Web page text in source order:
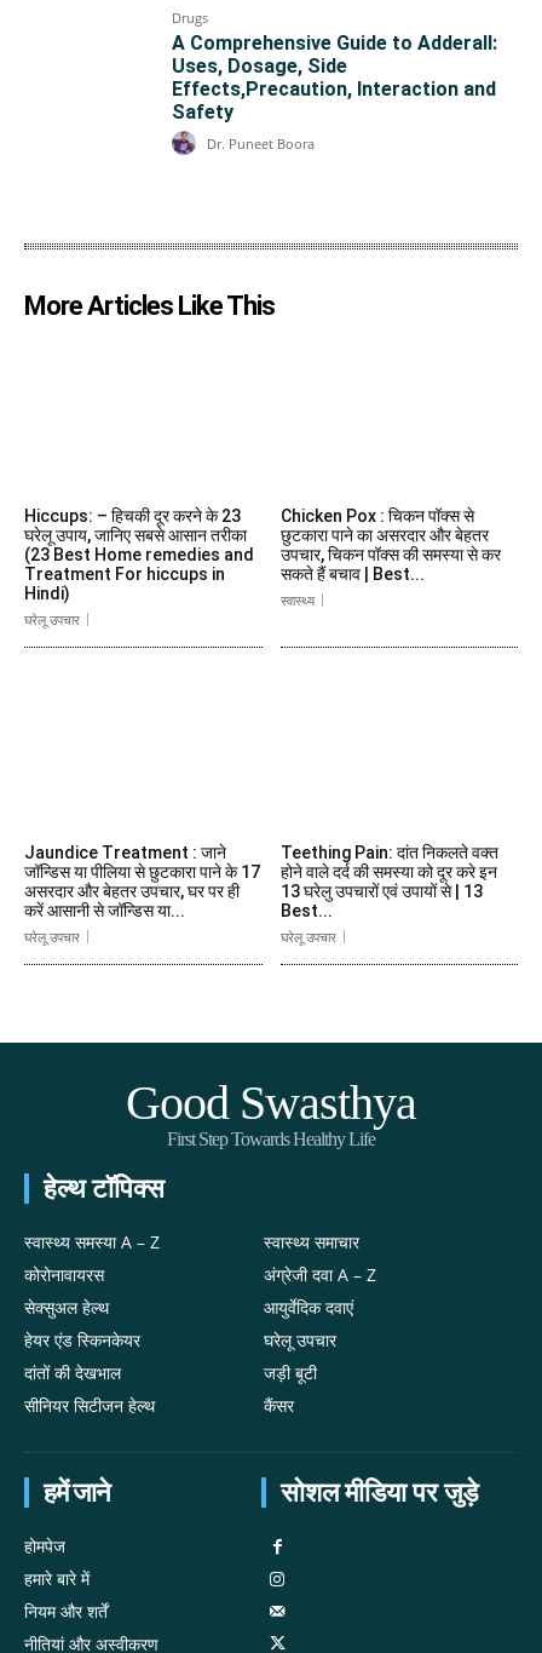
Drugs
A Comprehensive Guide to Adderall:
Uses, Dosage, Side
Effects,Precaution, Interaction and
Safety
Dr. Puneet Boora
More Articles Like This
Hiccups: – हिचकी दूर करने के 23
घरेलू उपाय, जानिए सबसे आसान तरीका
(23 Best Home remedies and
Treatment For hiccups in
Hindi)
घरेलू उपचार
Chicken Pox : चिकन पॉक्स से
छुटकारा पाने का असरदार और बेहतर
उपचार, चिकन पॉक्स की समस्या से कर
सकते हैं बचाव | Best...
स्वास्थ्य
Jaundice Treatment : जाने
जॉन्डिस या पीलिया से छुटकारा पाने के 17
असरदार और बेहतर उपचार, घर पर ही
करें आसानी से जॉन्डिस या...
घरेलू उपचार
Teething Pain: दांत निकलते वक्त
होने वाले दर्द की समस्या को दूर करे इन
13 घरेलु उपचारों एवं उपायों से | 13
Best...
घरेलू उपचार
Good Swasthya
First Step Towards Healthy Life
हेल्थ टॉपिक्स
स्वास्थ्य समस्या A – Z
कोरोनावायरस
सेक्सुअल हेल्थ
हेयर एंड स्किनकेयर
दांतों की देखभाल
सीनियर सिटीजन हेल्थ
स्वास्थ्य समाचार
अंग्रेजी दवा A – Z
आयुर्वेदिक दवाएं
घरेलू उपचार
जड़ी बूटी
कैंसर
हमें जाने
होमपेज
हमारे बारे में
नियम और शर्तें
नीतियां और अस्वीकरण
सोशल मीडिया पर जुड़े